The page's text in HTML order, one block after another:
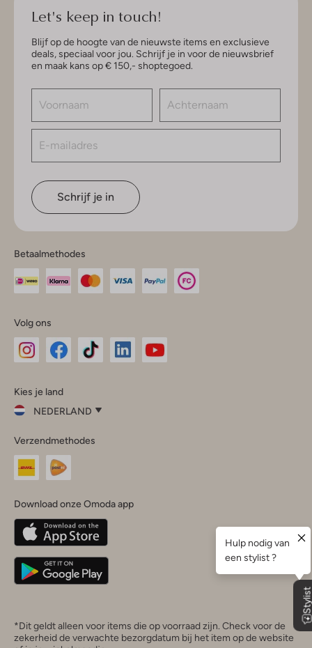
Let's keep in touch!
Blijf op de hoogte van de nieuwste items en exclusieve
deals, speciaal voor jou. Schrijf je in voor de nieuwsbrief
en maak kans op € 150,- shoptegoed.
Schrijf je in
Betaalmethodes
Volg ons
InstagramFacebook
Kies je land
NEDERLAND
je
land
Nederland
Belgique(Français)
Deutschland
Verzendmethodes
Download onze Omoda app
*Dit geldt alleen voor items die op voorraad zijn. Check voor de
zekerheid de verwachte bezorgdatum bij het item op de website